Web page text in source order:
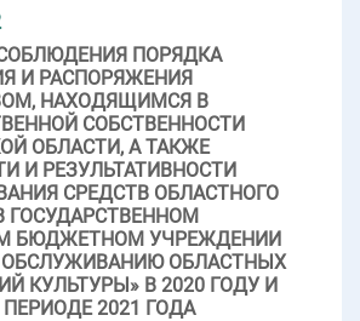
ПОРЯДКА
И РАСПОРЯЖЕНИЯ
НАХОДЯЩИМСЯ В
СОБСТВЕННОСТИ
ОБЛАСТИ, А ТАКЖЕ
И РЕЗУЛЬТАТИВНОСТИ
СРЕДСТВ ОБЛАСТНОГО
ГОСУДАРСТВЕННОМ
БЮДЖЕТНОМ УЧРЕЖДЕНИИ
ОБСЛУЖИВАНИЮ ОБЛАСТНЫХ
КУЛЬТУРЫ» В 2020 ГОДУ И
2021 ГОДА